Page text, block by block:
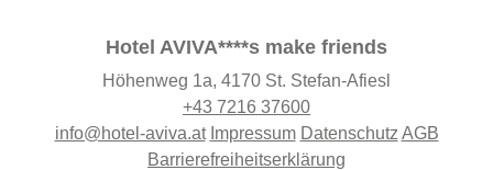
Hotel AVIVA****s make friends
Höhenweg 1a, 4170 St. Stefan-Afiesl
+43 7216 37600
info@hotel-aviva.at Impressum Datenschutz AGB
Barrierefreiheitserklärung